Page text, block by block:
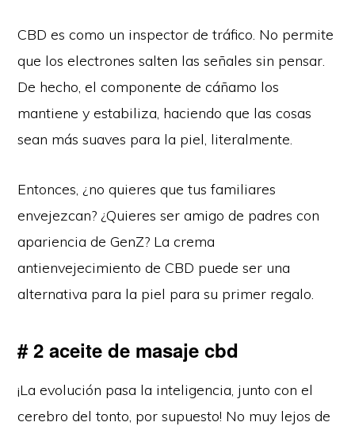
CBD es como un inspector de tráfico. No permite
que los electrones salten las señales sin pensar.
De hecho, el componente de cáñamo los
mantiene y estabiliza, haciendo que las cosas
sean más suaves para la piel, literalmente.
Entonces, ¿no quieres que tus familiares
envejezcan? ¿Quieres ser amigo de padres con
apariencia de GenZ? La crema
antienvejecimiento de CBD puede ser una
alternativa para la piel para su primer regalo.
# 2 aceite de masaje cbd
¡La evolución pasa la inteligencia, junto con el
cerebro del tonto, por supuesto! No muy lejos de